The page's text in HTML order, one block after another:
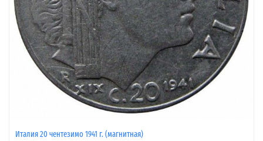
Италия 20 чентезимо 1941 г. (магнитная)